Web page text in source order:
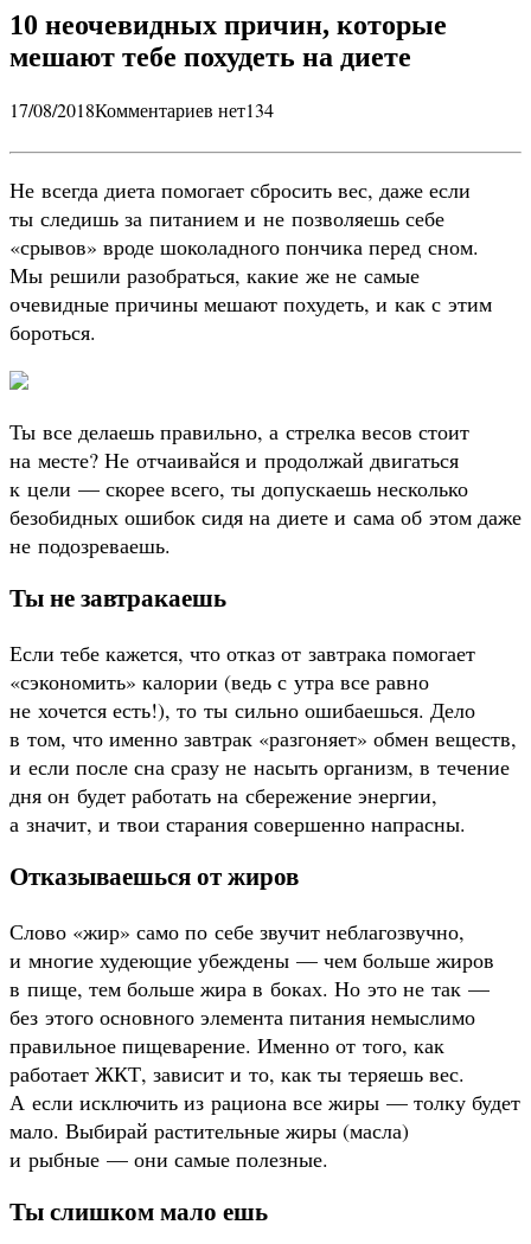
10 неочевидных причин, которые
мешают тебе похудеть на диете
17/08/2018Комментариев нет134
Не всегда диета помогает сбросить вес, даже если
ты следишь за питанием и не позволяешь себе
«срывов» вроде шоколадного пончика перед сном.
Мы решили разобраться, какие же не самые
очевидные причины мешают похудеть, и как с этим
бороться.
Ты все делаешь правильно, а стрелка весов стоит
на месте? Не отчаивайся и продолжай двигаться
к цели — скорее всего, ты допускаешь несколько
безобидных ошибок сидя на диете и сама об этом даже
не подозреваешь.
Ты не завтракаешь
Если тебе кажется, что отказ от завтрака помогает
«сэкономить» калории (ведь с утра все равно
не хочется есть!), то ты сильно ошибаешься. Дело
в том, что именно завтрак «разгоняет» обмен веществ,
и если после сна сразу не насыть организм, в течение
дня он будет работать на сбережение энергии,
а значит, и твои старания совершенно напрасны.
Отказываешься от жиров
Слово «жир» само по себе звучит неблагозвучно,
и многие худеющие убеждены — чем больше жиров
в пище, тем больше жира в боках. Но это не так —
без этого основного элемента питания немыслимо
правильное пищеварение. Именно от того, как
работает ЖКТ, зависит и то, как ты теряешь вес.
А если исключить из рациона все жиры — толку будет
мало. Выбирай растительные жиры (масла)
и рыбные — они самые полезные.
Ты слишком мало ешь